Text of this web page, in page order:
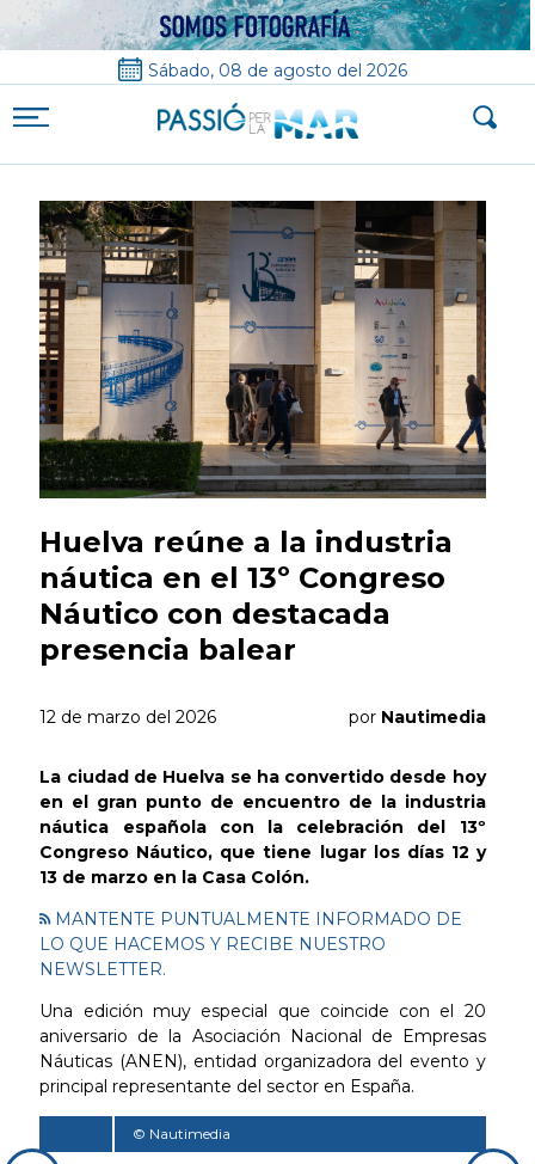
Sábado, 08 de agosto del 2026
Huelva reúne a la industria
náutica en el 13º Congreso
Náutico con destacada
presencia balear
12 de marzo del 2026 por Nautimedia
La ciudad de Huelva se ha convertido desde hoy
en el gran punto de encuentro de la industria
náutica española con la celebración del 13º
Congreso Náutico, que tiene lugar los días 12 y
13 de marzo en la Casa Colón.
MANTENTE PUNTUALMENTE INFORMADO DE
LO QUE HACEMOS Y RECIBE NUESTRO
NEWSLETTER.
Una edición muy especial que coincide con el 20
aniversario de la Asociación Nacional de Empresas
Náuticas (ANEN), entidad organizadora del evento y
principal representante del sector en España.
© Nautimedia